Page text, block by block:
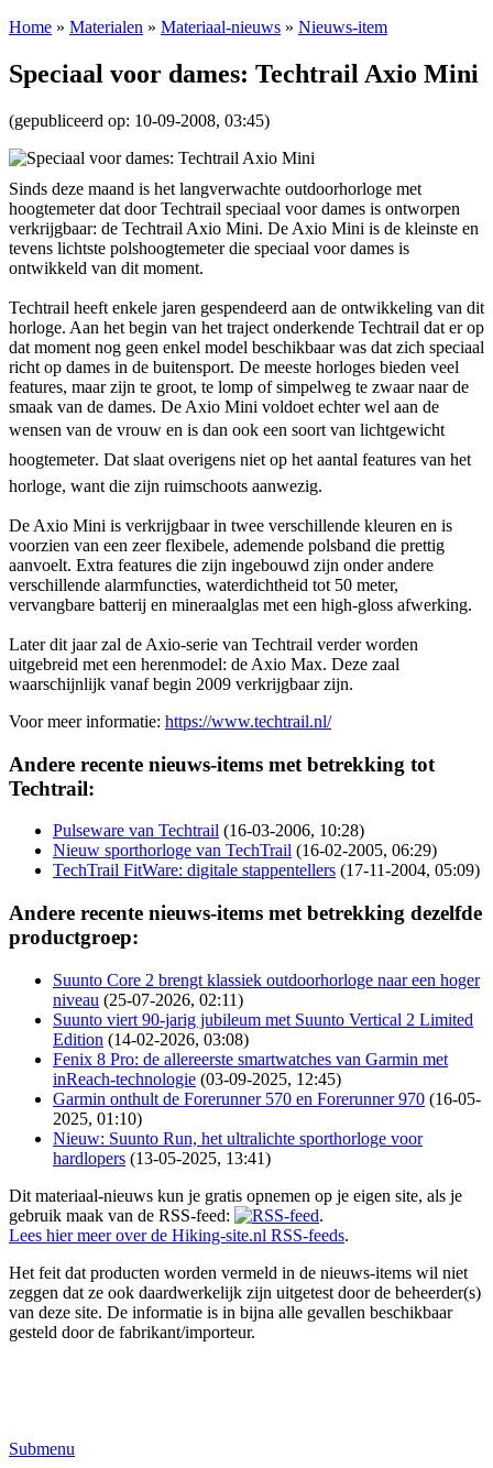
Home » Materialen » Materiaal-nieuws » Nieuws-item
Speciaal voor dames: Techtrail Axio Mini
(gepubliceerd op: 10-09-2008, 03:45)
Sinds deze maand is het langverwachte outdoorhorloge met
hoogtemeter dat door Techtrail speciaal voor dames is ontworpen
verkrijgbaar: de Techtrail Axio Mini. De Axio Mini is de kleinste en
tevens lichtste polshoogtemeter die speciaal voor dames is
ontwikkeld van dit moment.
Techtrail heeft enkele jaren gespendeerd aan de ontwikkeling van dit
horloge. Aan het begin van het traject onderkende Techtrail dat er op
dat moment nog geen enkel model beschikbaar was dat zich speciaal
richt op dames in de buitensport. De meeste horloges bieden veel
features, maar zijn te groot, te lomp of simpelweg te zwaar naar de
smaak van de dames. De Axio Mini voldoet echter wel aan de
wensen van de vrouw en is dan ook een soort van lichtgewicht
hoogtemeter. Dat slaat overigens niet op het aantal features van het
horloge, want die zijn ruimschoots aanwezig.
De Axio Mini is verkrijgbaar in twee verschillende kleuren en is
voorzien van een zeer flexibele, ademende polsband die prettig
aanvoelt. Extra features die zijn ingebouwd zijn onder andere
verschillende alarmfuncties, waterdichtheid tot 50 meter,
vervangbare batterij en mineraalglas met een high-gloss afwerking.
Later dit jaar zal de Axio-serie van Techtrail verder worden
uitgebreid met een herenmodel: de Axio Max. Deze zaal
waarschijnlijk vanaf begin 2009 verkrijgbaar zijn.
Voor meer informatie: https://www.techtrail.nl/
Andere recente nieuws-items met betrekking tot
Techtrail:
Pulseware van Techtrail (16-03-2006, 10:28)
Nieuw sporthorloge van TechTrail (16-02-2005, 06:29)
TechTrail FitWare: digitale stappentellers (17-11-2004, 05:09)
Andere recente nieuws-items met betrekking dezelfde
productgroep:
Suunto Core 2 brengt klassiek outdoorhorloge naar een hoger
niveau (25-07-2026, 02:11)
Suunto viert 90-jarig jubileum met Suunto Vertical 2 Limited
Edition (14-02-2026, 03:08)
Fenix 8 Pro: de allereerste smartwatches van Garmin met
inReach-technologie (03-09-2025, 12:45)
Garmin onthult de Forerunner 570 en Forerunner 970 (16-05-
2025, 01:10)
Nieuw: Suunto Run, het ultralichte sporthorloge voor
hardlopers (13-05-2025, 13:41)
Dit materiaal-nieuws kun je gratis opnemen op je eigen site, als je
gebruik maak van de RSS-feed:
.
Lees hier meer over de Hiking-site.nl RSS-feeds.
Het feit dat producten worden vermeld in de nieuws-items wil niet
zeggen dat ze ook daardwerkelijk zijn uitgetest door de beheerder(s)
van deze site. De informatie is in bijna alle gevallen beschikbaar
gesteld door de fabrikant/importeur.
Submenu